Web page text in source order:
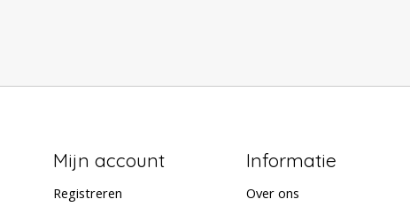
Mijn account
Registreren
Informatie
Over ons